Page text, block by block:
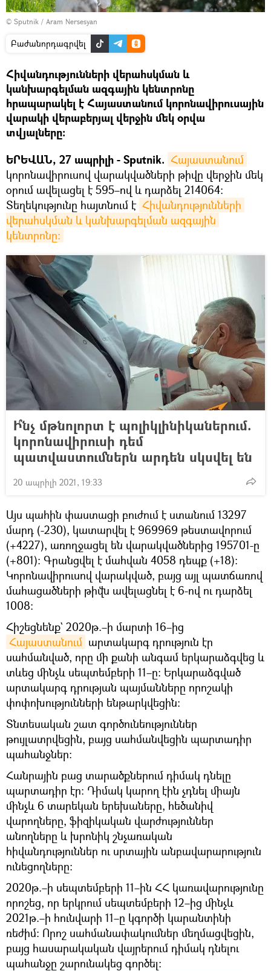
© Sputnik / Aram Nersesyan
Բաժանորդագրվել
Հիվանդությունների վերահսկման և
կանխարգելման ազգային կենտրոնը
հրապարակել է Հայաստանում կորոնավիրուսային
վարակի վերաբերյալ վերջին մեկ օրվա
տվյալները:
ԵՐԵՎԱՆ, 27 ապրիլի - Sputnik. Հայաստանում
կորոնավիրուսով վարակվածների թիվը վերջին մեկ
օրում ավելացել է 595–ով և դարձել 214064։
Տեղեկությունը հայտնում է Հիվանդությունների
վերահսկման և կանխարգելման ազգային
կենտրոնը։
Ի՞նչ մթնոլորտ է պոլիկլինիկաներում.
կորոնավիրուսի դեմ
պատվաստումներն արդեն սկսվել են
20 ապրիլի 2021, 19:33
Այս պահին փաստացի բուժում է ստանում 13297
մարդ (-230), կատարվել է 969969 թեստավորում
(+4227), առողջացել են վարակվածներից 195701-ը
(+801): Գրանցվել է մահվան 4058 դեպք (+18)։
Կորոնավիրուսով վարակված, բայց այլ պատճառով
մահացածների թիվն ավելացնել է 6-ով ու դարձել
1008։
Հիշեցնենք` 2020թ.–ի մարտի 16–ից
Հայաստանում արտակարգ դրություն էր
սահմանված, որը մի քանի անգամ երկարաձգվեց և
տևեց մինչև սեպտեմբերի 11–ը։ Երկարաձգված
արտակարգ դրության պայմանները որոշակի
փոփոխությունների ենթարկվեցին։
Տնտեսական շատ գործունեություններ
թույլատրվեցին, բայց սահմանվեցին պարտադիր
պահանջներ։
Հանրային բաց տարածքներում դիմակ դնելը
պարտադիր էր։ Դիմակ կարող էին չդնել միայն
մինչև 6 տարեկան երեխաները, հեծանիվ
վարողները, ֆիզիկական վարժություններ
անողները և խրոնիկ շնչառական
հիվանդություններ ու սրտային անբավարարություն
ունեցողները։
2020թ.–ի սեպտեմբերի 11–ին ՀՀ կառավարությունը
որոշեց, որ երկրում սեպտեմբերի 12–ից մինչև
2021թ.–ի հունվարի 11–ը կգործի կարանտինի
ռեժիմ։ Որոշ սահմանափակումներ մեղմացվեցին,
բայց հասարակական վայրերում դիմակ դնելու
պահանջը շարունակեց գործել։